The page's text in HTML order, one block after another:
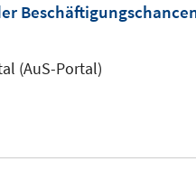
(AuS-Portal)